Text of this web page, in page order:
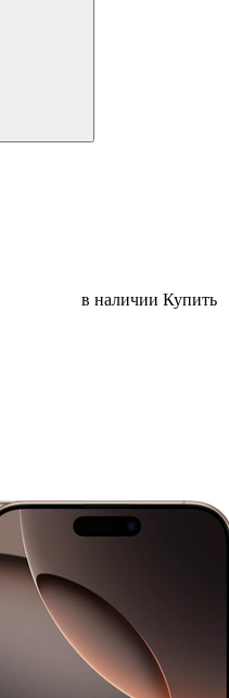
в наличии Купить